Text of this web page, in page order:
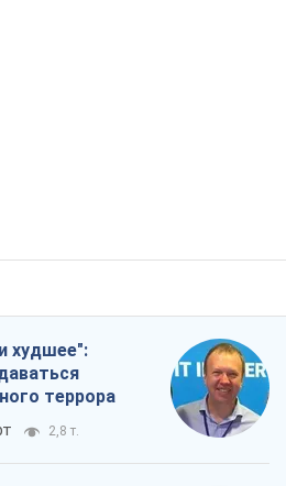
худшее":
террора
2,8 т.